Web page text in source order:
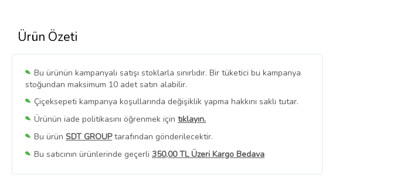
Ürün Özeti
Bu ürünün kampanyalı satışı stoklarla sınırlıdır. Bir tüketici bu kampanya
stoğundan maksimum 10 adet satın alabilir.
Çiçeksepeti kampanya koşullarında değişiklik yapma hakkını saklı tutar.
Ürünün iade politikasını öğrenmek için tıklayın.
Bu ürün SDT GROUPtarafından gönderilecektir.
Bu satıcının ürünlerinde geçerli 350,00 TL Üzeri Kargo Bedava
Bu SatıcınınTüm Ürünlerini Görüntüle